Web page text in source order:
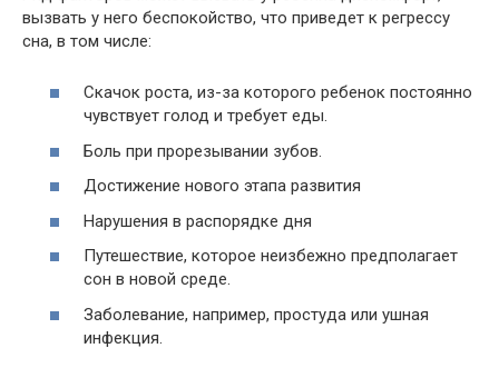
вызвать у него беспокойство, что приведет к регрессу
сна, в том числе:
Скачок роста, из-за которого ребенок постоянно
чувствует голод и требует еды.
Боль при прорезывании зубов.
Достижение нового этапа развития
Нарушения в распорядке дня
Путешествие, которое неизбежно предполагает
сон в новой среде.
Заболевание, например, простуда или ушная
инфекция.